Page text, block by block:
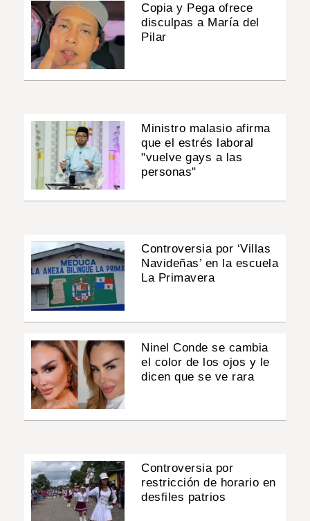
Copia y Pega ofrece
disculpas a María del
Pilar
Ministro malasio afirma
que el estrés laboral
"vuelve gays a las
personas"
Controversia por ‘Villas
Navideñas’ en la escuela
La Primavera
Ninel Conde se cambia
el color de los ojos y le
dicen que se ve rara
Controversia por
restricción de horario en
desfiles patrios